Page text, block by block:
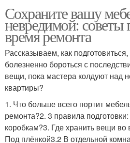
Сохраните вашу
невредимой: советы
время ремонта
Рассказываем, как
болезненно бороться с
вещи, пока мастера колдуют над
квартиры?
1. Что больше всего портит
ремонта?2. 3 правила
коробкам?3. Где хранить вещи
Под плёнкой3.2 В отдельной